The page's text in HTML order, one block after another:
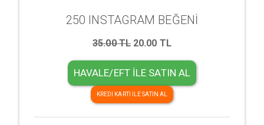
250 INSTAGRAM BEĞENİ
35.00 TL20.00 TL
HAVALE/EFT İLE SATIN AL
KREDİ KARTI İLE SATIN AL